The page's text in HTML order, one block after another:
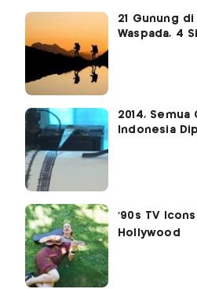
21 Gunung
Waspada, 4
2014,
Indonesia